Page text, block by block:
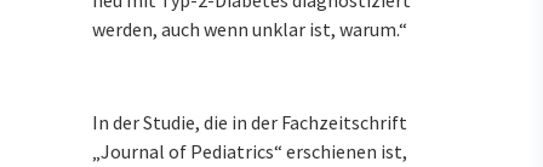
werden, auch wenn unklar ist, warum.“
In der Studie, die in der Fachzeitschrift
„Journal of Pediatrics“ erschienen ist,